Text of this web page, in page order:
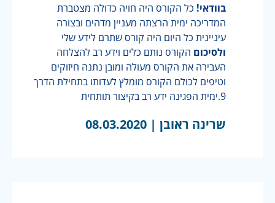
בוודאי! כל הקורס היה חויה כדולה מצטברת
המדריכה ימית הרצתה מעניין מדהים ובצורה
עיניינית כל היום היה קורס שתרם לידע שלי
ולסיכום הקורס נותם כלים וידע רב להצלחה
העבירה את הקורס מעולה ומובן נתנה חיזוקים
וטיפים לכולם הקורס מומלץ לעדותו בתחילת הדרך
9.ימית הפגינה ידע רב בקיצור תותחית
שרינה ראובן | 08.03.2020